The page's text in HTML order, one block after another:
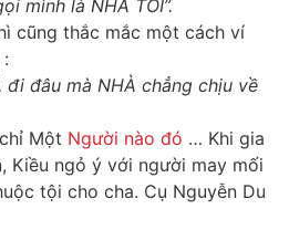
là NHÀ TÔI”.
thắc mắc một cách ví
đi đâu mà NHÀ chẳng chịu về
Một Người nào đó … Khi gia
Kiều ngỏ ý với người may mối
tội cho cha. Cụ Nguyễn Du